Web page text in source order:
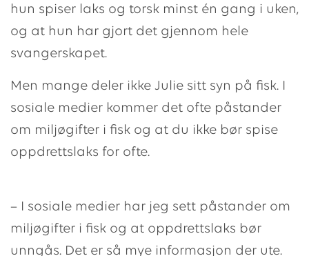
hun spiser laks og torsk minst én gang i uken,
og at hun har gjort det gjennom hele
svangerskapet.
Men mange deler ikke Julie sitt syn på fisk. I
sosiale medier kommer det ofte påstander
om miljøgifter i fisk og at du ikke bør spise
oppdrettslaks for ofte.
– I sosiale medier har jeg sett påstander om
miljøgifter i fisk og at oppdrettslaks bør
unngås. Det er så mye informasjon der ute.